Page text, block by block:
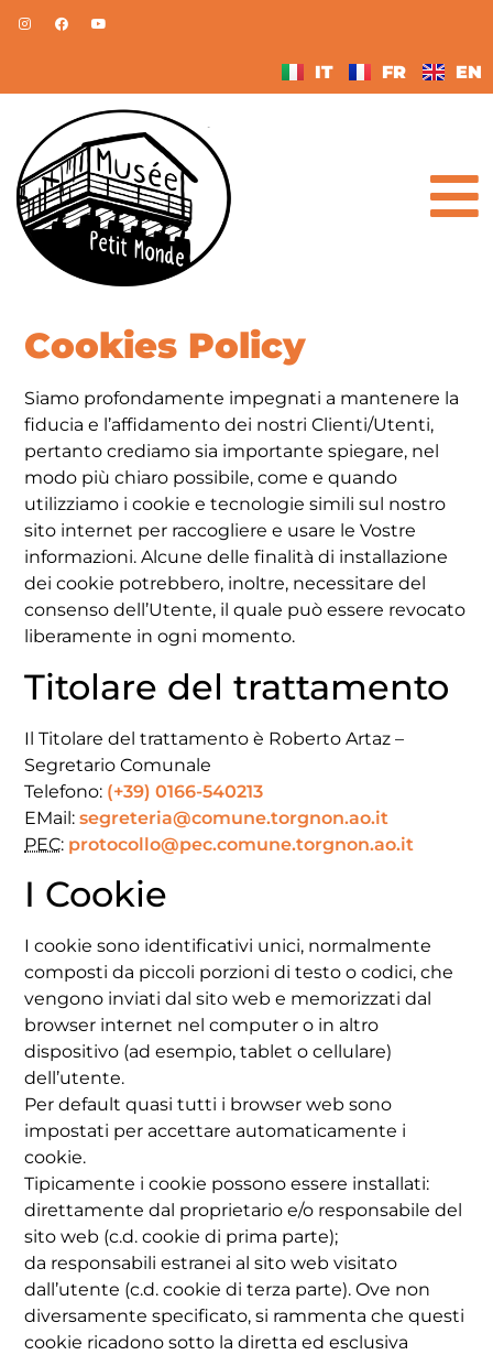
IT FR EN
Cookies Policy
Siamo profondamente impegnati a mantenere la
fiducia e l’affidamento dei nostri Clienti/Utenti,
pertanto crediamo sia importante spiegare, nel
modo più chiaro possibile, come e quando
utilizziamo i cookie e tecnologie simili sul nostro
sito internet per raccogliere e usare le Vostre
informazioni. Alcune delle finalità di installazione
dei cookie potrebbero, inoltre, necessitare del
consenso dell’Utente, il quale può essere revocato
liberamente in ogni momento.
Titolare del trattamento
Il Titolare del trattamento è Roberto Artaz –
Segretario Comunale
Telefono: (+39) 0166-540213
EMail:segreteria@comune.torgnon.ao.it
PEC: protocollo@pec.comune.torgnon.ao.it
I Cookie
I cookie sono identificativi unici, normalmente
composti da piccoli porzioni di testo o codici, che
vengono inviati dal sito web e memorizzati dal
browser internet nel computer o in altro
dispositivo (ad esempio, tablet o cellulare)
dell’utente.
Per default quasi tutti i browser web sono
impostati per accettare automaticamente i
cookie.
Tipicamente i cookie possono essere installati:
direttamente dal proprietario e/o responsabile del
sito web (c.d. cookie di prima parte);
da responsabili estranei al sito web visitato
dall’utente (c.d. cookie di terza parte). Ove non
diversamente specificato, si rammenta che questi
cookie ricadono sotto la diretta ed esclusiva